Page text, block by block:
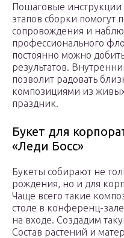
Пошаговые инструкции
этапов сборки помогут
сопровождения и
профессионального
постоянно можно
результатов.
позволит радовать
композициями из
праздник.
Букет для
«Леди Босс»
Букеты собирают не
рождения, но и для
Чаще всего такие
столе в конференц-
на входе. Создадим
Состав растений и